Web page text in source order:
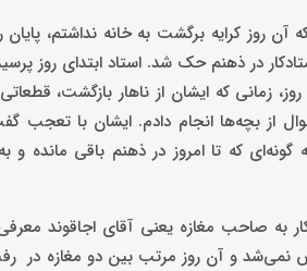
روز کرایه برگشت به خانه نداشتم، پایان
در ذهنم حک شد. استاد ابتدای روز
زمانی که ایشان از ناهار بازگشت،
از بچه‌ها انجام دادم. ایشان با تعجب
که تا امروز در ذهنم باقی مانده و
به صاحب مغازه یعنی آقای اجاقوند
نمی‌شد و آن روز مرتب بین دو مغازه در